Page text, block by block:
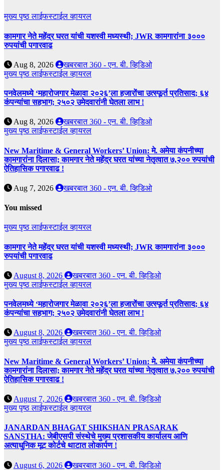
मुख्य पृष्ठलाईफस्टाईलव्हायरल
कामगार नेते महेंद्र घरत यांची यशस्वी मध्यस्थी; JWR कामगारांना ३०००
रुपयांची पगारवाढ
Aug 8, 2026
खबरबात 360 - एन. बी. व्हिडिओ
मुख्य पृष्ठलाईफस्टाईलव्हायरल
पनवेलमध्ये ‘महारोजगार मेळावा २०२६’ला हजारोंचा उत्स्फूर्त प्रतिसाद; ६४
कंपन्यांचा सहभाग; २५०२ उमेदवारांनी घेतला लाभ !
Aug 8, 2026
खबरबात 360 - एन. बी. व्हिडिओ
मुख्य पृष्ठलाईफस्टाईलव्हायरल
New Maritime & General Workers’ Union: मे. अमेया कंपनीच्या
कामगारांना दिलासा; कामगार नेते महेंद्र घरत यांच्या नेतृत्वात ७,२०० रुपयांची
ऐतिहासिक पगारवाढ !
Aug 7, 2026 खबरबात 360 - एन. बी. व्हिडिओ
You missed
मुख्य पृष्ठलाईफस्टाईलव्हायरल
कामगार नेते महेंद्र घरत यांची यशस्वी मध्यस्थी; JWR कामगारांना ३०००
रुपयांची पगारवाढ
August 8, 2026
खबरबात 360 - एन. बी. व्हिडिओ
मुख्य पृष्ठलाईफस्टाईलव्हायरल
पनवेलमध्ये ‘महारोजगार मेळावा २०२६’ला हजारोंचा उत्स्फूर्त प्रतिसाद; ६४
कंपन्यांचा सहभाग; २५०२ उमेदवारांनी घेतला लाभ !
August 8, 2026
खबरबात 360 - एन. बी. व्हिडिओ
मुख्य पृष्ठलाईफस्टाईलव्हायरल
New Maritime & General Workers’ Union: मे. अमेया कंपनीच्या
कामगारांना दिलासा; कामगार नेते महेंद्र घरत यांच्या नेतृत्वात ७,२०० रुपयांची
ऐतिहासिक पगारवाढ !
August 7, 2026
खबरबात 360 - एन. बी. व्हिडिओ
मुख्य पृष्ठलाईफस्टाईलव्हायरल
JANARDAN BHAGAT SHIKSHAN PRASARAK
SANSTHA: जेबीएसपी संस्थेचे मुख्य प्रशासकीय कार्यालय आणि
अत्याधुनिक मूट कोर्टचे थाटात लोकार्पण !
August 6, 2026 खबरबात 360 - एन. बी. व्हिडिओ